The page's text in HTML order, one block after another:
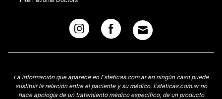
La información que aparece en Esteticas.com.ar en ningún caso puede
sustituir la relación entre el paciente y su médico. Esteticas.com.ar no
hace apología de un tratamiento médico específico, de un producto